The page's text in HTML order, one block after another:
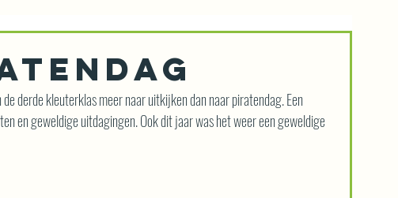
derde kleuterklas meer naar uitkijken dan naar piratendag. Een
en geweldige uitdagingen. Ook dit jaar was het weer een geweldige